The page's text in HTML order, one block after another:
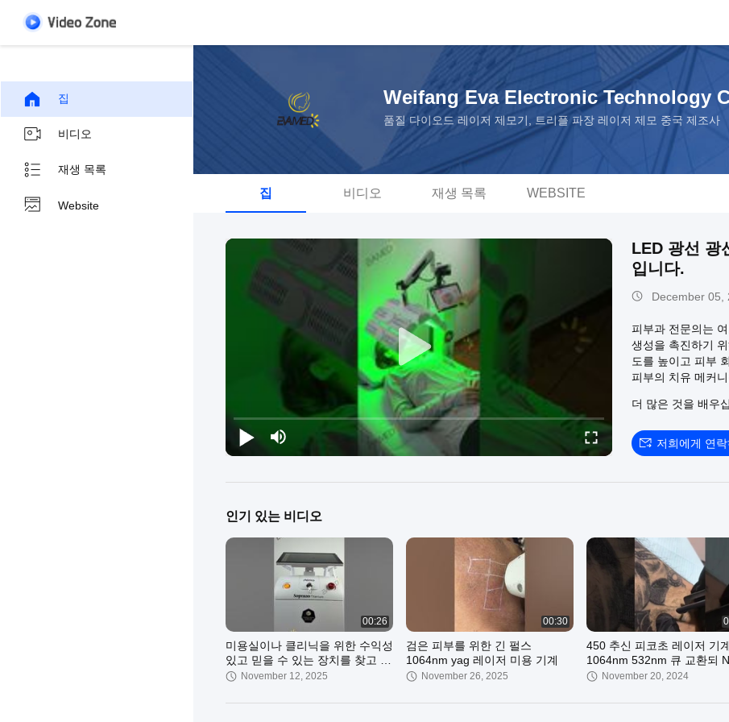
집
비디오
재생 목록
Website
Weifang Eva Electronic Technology
품질 다이오드 레이저 제모기, 트리플 파장 레이저 제모 중국 제조사
집 비디오 재생 목록 WEBSITE
LED 광선 광
입니다.
December 05,
피부과 전문의는
생성을 촉진하기
도를 높이고 피부
피부의 치유 메커
에 자주 사용됩니
이 다른 5개의 LED
통해 출력 밀도를
치유 촉진, 운동 후
#pdtmachine
#factorydirect
더 많은 것을 배우
저희에게 연
인기 있는 비디오
00:26
미용실이나 클리닉을 위한 수익성
있고 믿을 수 있는 장치를 찾고 계
십니까?
November 12, 2025
00:30
검은 피부를 위한 긴 펄스
1064nm yag 레이저 미용 기계
November 26, 2025
450 추신 피코초 레이저 기계
1064nm 532nm 큐 교환되
그 November 20, 2024